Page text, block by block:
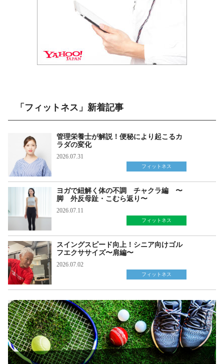
「フィットネス」新着記事
管理栄養士が解説！便秘により起こるカ
ラダの変化
2026.07.31
フィットネス
ヨガで紐解く体の不調 チャクラ編 〜
脚 外反母趾・こむら返り〜
2026.07.11
フィットネス
スイングスピード向上！シニア向けゴル
フエクササイズ〜肩編〜
2026.07.02
フィットネス